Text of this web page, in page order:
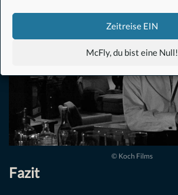
Zeitreise EIN
McFly, du bist eine Null!
© Koch Films
Fazit